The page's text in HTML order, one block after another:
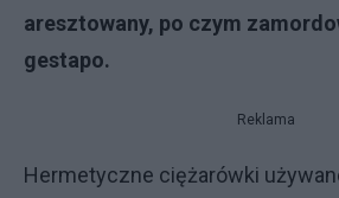
aresztowany, po czym
gestapo.
Reklama
Hermetyczne ciężarówki